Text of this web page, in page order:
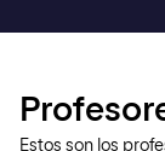
Estos son los